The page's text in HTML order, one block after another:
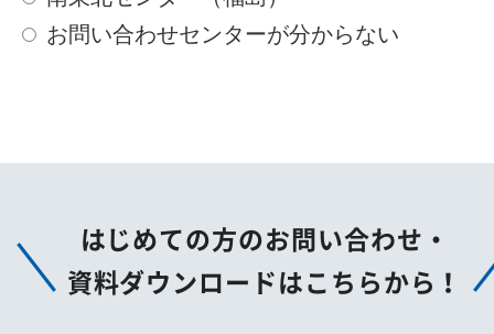
お問い合わせセンターが分からない
はじめての方のお問い合わせ・
資料ダウンロードはこちらから！